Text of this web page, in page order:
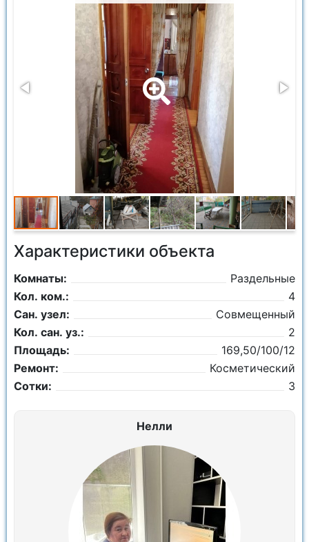
Характеристики объекта
Комнаты:
Раздельные
Кол. ком.:
4
Сан. узел:
Совмещенный
Кол. сан. уз.:
2
Площадь:
169,50/100/12
Ремонт:
Косметический
Сотки:
3
Нелли